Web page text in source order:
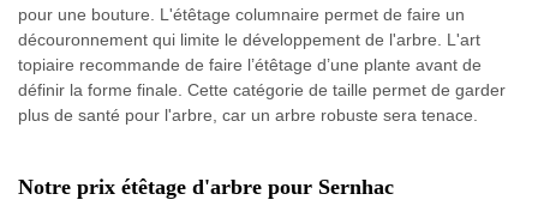
pour une bouture. L'étêtage columnaire permet de faire un
découronnement qui limite le développement de l'arbre. L'art
topiaire recommande de faire l’étêtage d’une plante avant de
définir la forme finale. Cette catégorie de taille permet de garder
plus de santé pour l'arbre, car un arbre robuste sera tenace.
Notre prix étêtage d'arbre pour Sernhac